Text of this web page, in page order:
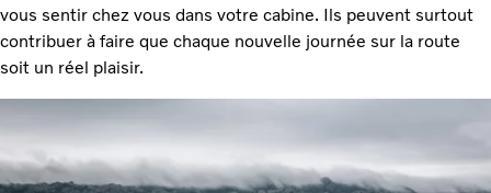
vous sentir chez vous dans votre cabine. Ils peuvent surtout
contribuer à faire que chaque nouvelle journée sur la route
soit un réel plaisir.